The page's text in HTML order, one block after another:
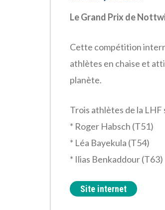
Le Grand Prix de
Cette compétition
athlètes en chaise et
planète.
Trois athlètes de la
* Roger Habsch (T51)
* Léa Bayekula (T54)
* Ilias Benkaddour (T63)
Site internet